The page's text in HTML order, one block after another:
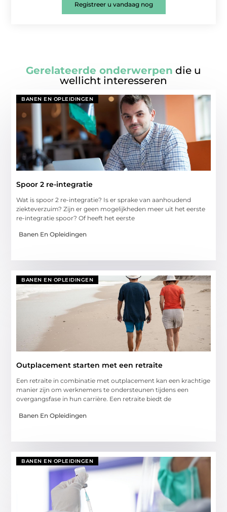
Registreer u vandaag nog
Gerelateerde onderwerpen die u
wellicht interesseren
BANEN EN OPLEIDINGEN
Spoor 2 re-integratie
Wat is spoor 2 re-integratie? Is er sprake van aanhoudend
ziekteverzuim? Zijn er geen mogelijkheden meer uit het eerste
re-integratie spoor? Of heeft het eerste
Banen En Opleidingen
BANEN EN OPLEIDINGEN
Outplacement starten met een retraite
Een retraite in combinatie met outplacement kan een krachtige
manier zijn om werknemers te ondersteunen tijdens een
overgangsfase in hun carrière. Een retraite biedt de
Banen En Opleidingen
BANEN EN OPLEIDINGEN